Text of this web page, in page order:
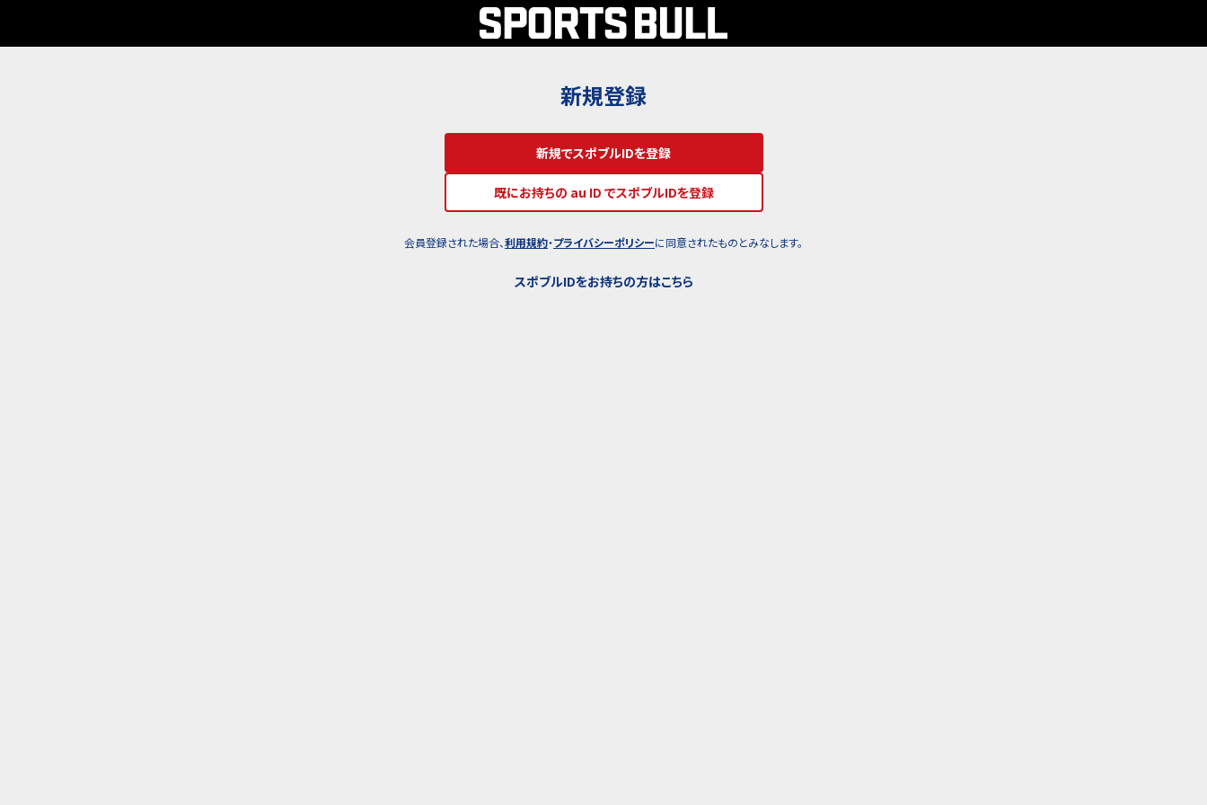
新規登録
新規でスポブルIDを登録
既にお持ちの au ID でスポブルIDを登録
会員登録された場合、利用規約・プライバシーポリシーに同意されたものとみなします。
スポブルIDをお持ちの方はこちら